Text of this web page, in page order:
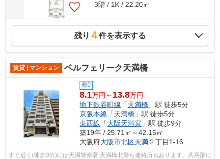
3階 / 1K / 22.20㎡
残り 4件を表示する
賃貸 | マンション ベルフェリーク天満橋
敷0
8.1万円～ 13.8万円
地下鉄谷町線 「天満橋 」駅 徒歩5分
京阪本線 「天満橋 」駅 徒歩5分
東西線 「大阪天満宮 」駅 徒歩9分
築19年 / 25.71㎡～42.15㎡
大阪府大阪市北区天満２丁目1-16
すぐ近く(徒歩3分)には天満警察署 天満橋北警ら連絡所もあります。共用部に